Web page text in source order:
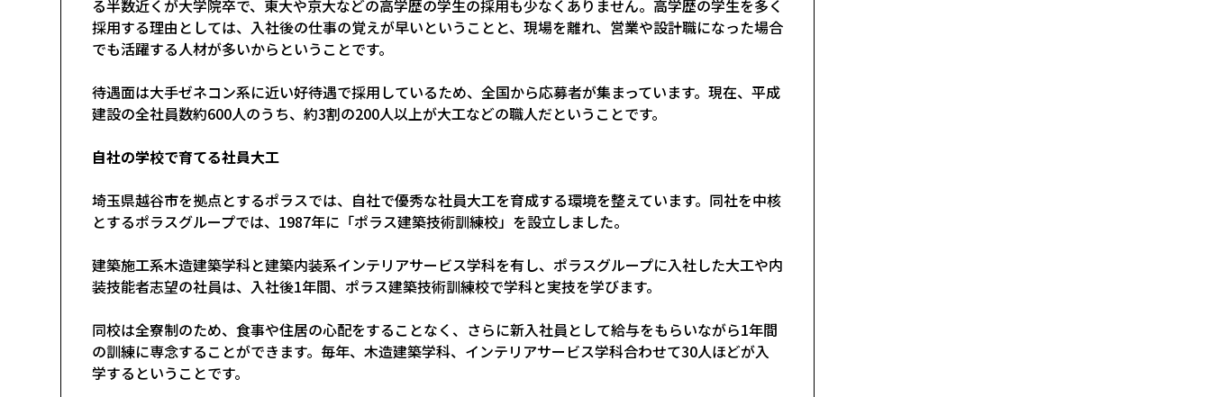
る半数近くが大学院卒で、東大や京大などの高学歴の学生の採用も少なくありません。高学歴の学生を多く
採用する理由としては、入社後の仕事の覚えが早いということと、現場を離れ、営業や設計職になった場合
でも活躍する人材が多いからということです。
待遇面は大手ゼネコン系に近い好待遇で採用しているため、全国から応募者が集まっています。現在、平成
建設の全社員数約600人のうち、約3割の200人以上が大工などの職人だということです。
自社の学校で育てる社員大工
埼玉県越谷市を拠点とするポラスでは、自社で優秀な社員大工を育成する環境を整えています。同社を中核
とするポラスグループでは、1987年に「ポラス建築技術訓練校」を設立しました。
建築施工系木造建築学科と建築内装系インテリアサービス学科を有し、ポラスグループに入社した大工や内
装技能者志望の社員は、入社後1年間、ポラス建築技術訓練校で学科と実技を学びます。
同校は全寮制のため、食事や住居の心配をすることなく、さらに新入社員として給与をもらいながら1年間
の訓練に専念することができます。毎年、木造建築学科、インテリアサービス学科合わせて30人ほどが入
学するということです。